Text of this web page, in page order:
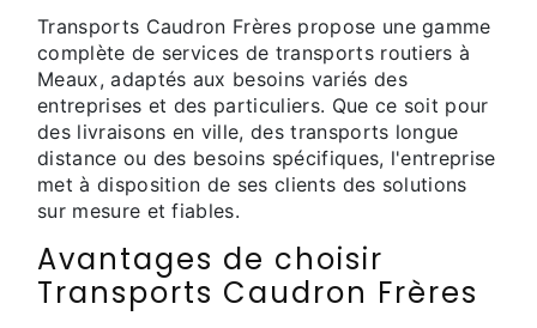
Transports Caudron Frères propose une gamme
complète de services de transports routiers à
Meaux, adaptés aux besoins variés des
entreprises et des particuliers. Que ce soit pour
des livraisons en ville, des transports longue
distance ou des besoins spécifiques, l'entreprise
met à disposition de ses clients des solutions
sur mesure et fiables.
Avantages de choisir
Transports Caudron Frères